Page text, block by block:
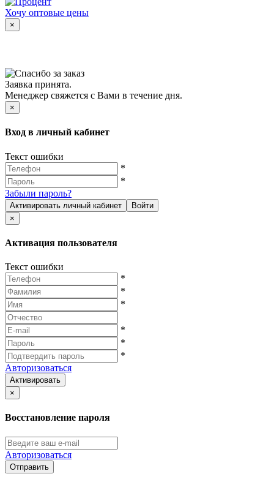
Хочу оптовые цены
×
Заявка принята.
Менеджер свяжется с Вами в течение дня.
×
Вход в личный кабинет
Текст ошибки
*
*
Забыли пароль?
Активировать личный кабинет
Войти
×
Активация пользователя
Текст ошибки
*
*
*
*
*
*
Авторизоваться
Активировать
×
Восстановление пароля
Авторизоваться
Отправить